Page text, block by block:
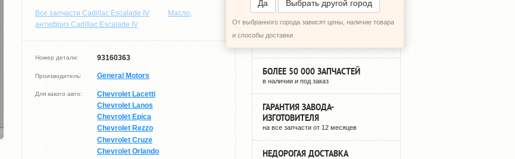
Все запчасти Cadillac Escalade IV
Масло,
антифриз Cadillac Escalade IV
Номер детали: 93160363
Производитель: General Motors
Для какого авто:
Chevrolet Lacetti
Chevrolet Lanos
Chevrolet Epica
Chevrolet Rezzo
Chevrolet Cruze
Chevrolet Orlando
Да Выбрать другой город
От выбранного города зависят цены, наличие товара
и способы доставки12 ЛЕТ НА РЫНКЕ
БОЛЕЕ 50 000 ЗАПЧАСТЕЙ
в наличии и под заказ
ГАРАНТИЯ ЗАВОДА-
ИЗГОТОВИТЕЛЯ
на все запчасти от 12 месяцев
НЕДОРОГАЯ ДОСТАВКА